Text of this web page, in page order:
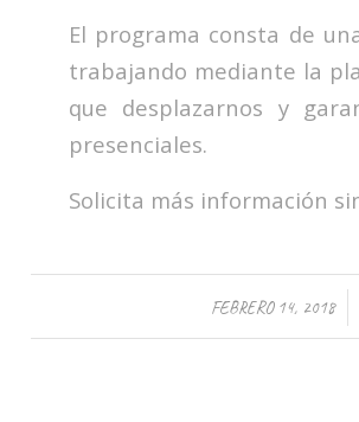
El programa consta de
trabajando mediante la
que desplazarnos y
presenciales.
Solicita más información
FEBRERO 14, 2018
/